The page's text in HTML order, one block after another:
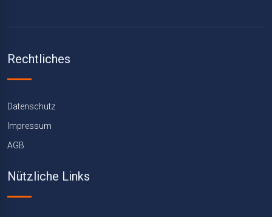
Rechtliches
Datenschutz
Impressum
AGB
Nützliche Links